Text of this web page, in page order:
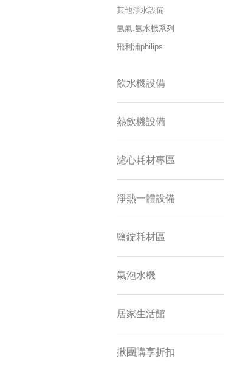
其他淨水設備
氫氣.氫水機系列
飛利浦philips
飲水機設備
熱飲機設備
濾心耗材專區
淨熱一體設備
鹽錠耗材區
氣泡水機
居家生活館
揪團購享折扣